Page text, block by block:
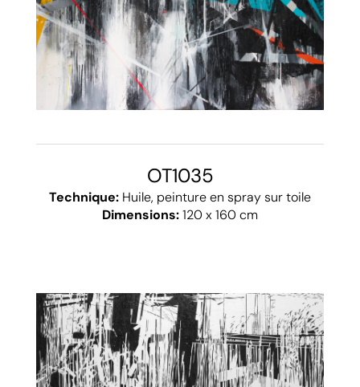
OT1035
Technique: Huile, peinture en spray sur toile
Dimensions:120 x 160 cm